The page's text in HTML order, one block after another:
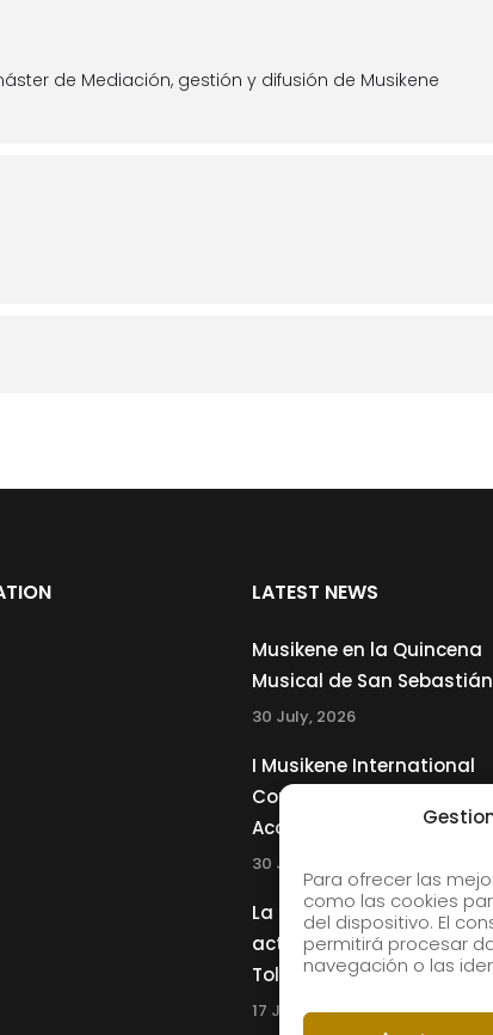
Para ofrecer las
como las cookies
del dispositivo. El
permitirá procesar
navegación o las
de Mediación, gestión y difusión de Musikene
LATEST NEWS
Musikene en la Quincena
Musical de San Sebastián
30 July, 2026
I Musikene International
Competition for Young
Accordionists
30 July, 2026
La Musikene Big Band
actuará junto a Charles
Tolliver en el 61 Jazzaldia
17 July, 2026